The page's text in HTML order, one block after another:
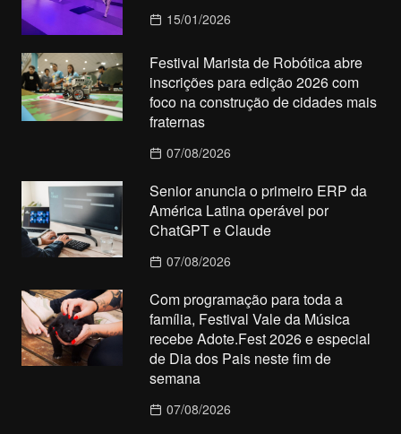
15/01/2026
Festival Marista de Robótica abre
inscrições para edição 2026 com
foco na construção de cidades mais
fraternas
07/08/2026
Senior anuncia o primeiro ERP da
América Latina operável por
ChatGPT e Claude
07/08/2026
Com programação para toda a
família, Festival Vale da Música
recebe Adote.Fest 2026 e especial
de Dia dos Pais neste fim de
semana
07/08/2026